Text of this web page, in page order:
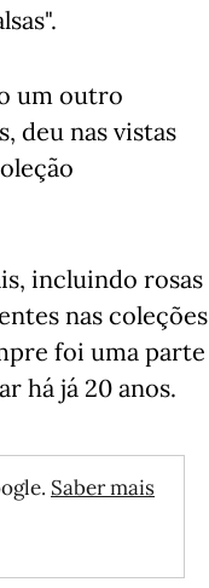
um outro
deu nas vistas
incluindo rosas
nas coleções
foi uma parte
há já 20 anos.
Saber mais